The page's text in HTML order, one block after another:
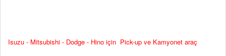
Isuzu - Mitsubishi - Dodge - Hino için Pick-up ve Kamyonet araç